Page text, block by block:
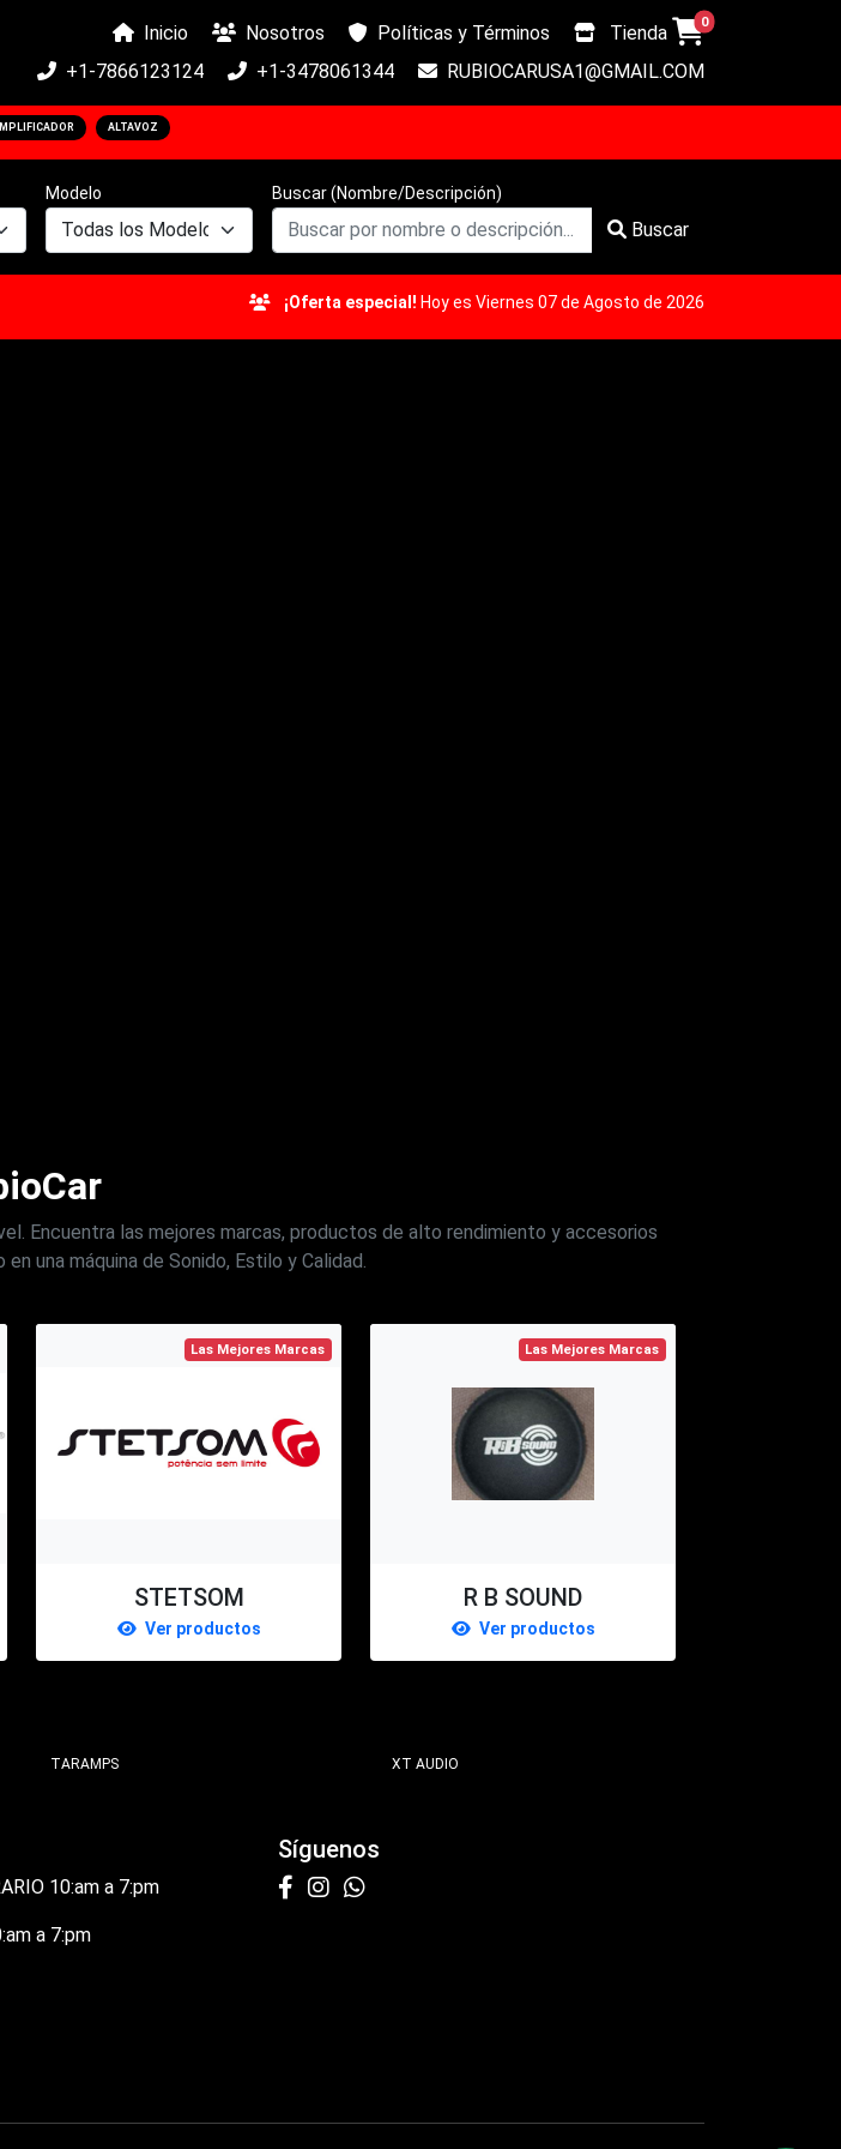
Inicio Nosotros Políticas y Términos Tienda 0
+1-7866123124 +1-3478061344 RUBIOCARUSA1@GMAIL.COM
ALTAVOZ
Modelo Buscar (Nombre/Descripción)
Buscar
¡Oferta especial!Hoy es Viernes 07 de Agosto de 2026, Hay
Encuentra las mejores marcas, productos de alto rendimiento y accesorios
una máquina de Sonido, Estilo y Calidad.
Las Mejores Marcas
STETSOM
Ver productos
Las Mejores Marcas
R B SOUND
Ver productos
TARAMPS XT AUDIO
10:am a 7:pm
a 7:pm
Síguenos